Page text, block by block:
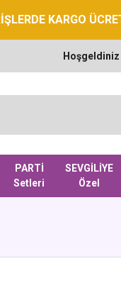
KARGO
Hoşgeldiniz
PARTİ
Setleri
SEVGİLİYE
Özel